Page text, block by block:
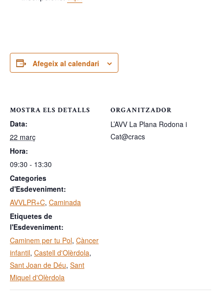
Afegeix al calendari
MOSTRA ELS DETALLS
Data:
22 març
Hora:
09:30 - 13:30
Categories
d'Esdeveniment:
AVVLPR+C, Caminada
Etiquetes de
l'Esdeveniment:
Caminem per tu Pol, Càncer
infantil, Castell d'Olèrdola,
Sant Joan de Déu, Sant
Miquel d'Olèrdola
ORGANITZADOR
L’AVV La Plana Rodona i
Cat@cracs